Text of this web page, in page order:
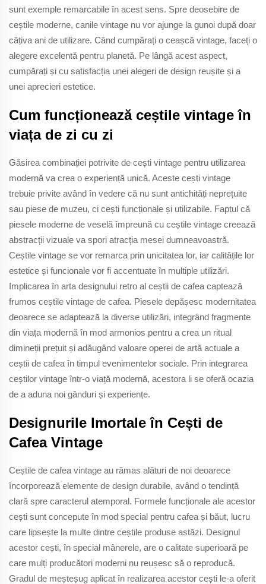
sunt exemple remarcabile în acest sens. Spre deosebire de
ceștile moderne, canile vintage nu vor ajunge la gunoi după doar
câțiva ani de utilizare. Când cumpărați o ceașcă vintage, faceți o
alegere excelentă pentru planetă. Pe lângă acest aspect,
cumpărați și cu satisfacția unei alegeri de design reușite și a
unei aprecieri estetice.
Cum funcționează ceștile vintage în
viața de zi cu zi
Găsirea combinației potrivite de cești vintage pentru utilizarea
modernă va crea o experiență unică. Aceste cești vintage
trebuie privite având în vedere că nu sunt antichități neprețuite
sau piese de muzeu, ci cești funcționale și utilizabile. Faptul că
piesele moderne de veselă împreună cu ceștile vintage creează
abstracții vizuale va spori atracția mesei dumneavoastră.
Ceștile vintage se vor remarca prin unicitatea lor, iar calitățile lor
estetice și funcionale vor fi accentuate în multiple utilizări.
Implicarea în arta designului retro al ceștii de cafea captează
frumos ceștile vintage de cafea. Piesele depășesc modernitatea
deoarece se adaptează la diverse utilizări, integrând fragmente
din viața modernă în mod armonios pentru a crea un ritual
dimineții prețuit și adăugând valoare operei de artă actuale a
ceștii de cafea în timpul evenimentelor sociale. Prin integrarea
ceștilor vintage într-o viață modernă, acestora li se oferă ocazia
de a aduna noi gânduri și experiențe.
Designurile Imortale în Cești de
Cafea Vintage
Ceștile de cafea vintage au rămas alături de noi deoarece
încorporează elemente de design durabile, având o tendință
clară spre caracterul atemporal. Formele funcționale ale acestor
cești sunt concepute în mod special pentru cafea și băut, lucru
care lipsește la multe dintre ceștile produse astăzi. Designul
acestor cești, în special mânerele, are o calitate superioară pe
care mulți producători moderni nu reușesc să o reproducă.
Gradul de meșteșug aplicat în realizarea acestor cești le-a oferit